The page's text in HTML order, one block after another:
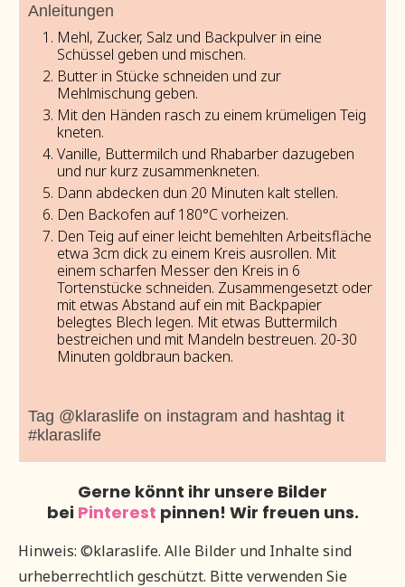
Anleitungen
Mehl, Zucker, Salz und Backpulver in eine
Schüssel geben und mischen.
Butter in Stücke schneiden und zur
Mehlmischung geben.
Mit den Händen rasch zu einem krümeligen Teig
kneten.
Vanille, Buttermilch und Rhabarber dazugeben
und nur kurz zusammenkneten.
Dann abdecken dun 20 Minuten kalt stellen.
Den Backofen auf 180°C vorheizen.
Den Teig auf einer leicht bemehlten Arbeitsfläche
etwa 3cm dick zu einem Kreis ausrollen. Mit
einem scharfen Messer den Kreis in 6
Tortenstücke schneiden. Zusammengesetzt oder
mit etwas Abstand auf ein mit Backpapier
belegtes Blech legen. Mit etwas Buttermilch
bestreichen und mit Mandeln bestreuen. 20-30
Minuten goldbraun backen.
Tag @klaraslife on instagram and hashtag it
#klaraslife
Gerne könnt ihr unsere Bilder
bei Pinterest pinnen! Wir freuen uns.
Hinweis: ©klaraslife. Alle Bilder und Inhalte sind
urheberrechtlich geschützt. Bitte verwenden Sie